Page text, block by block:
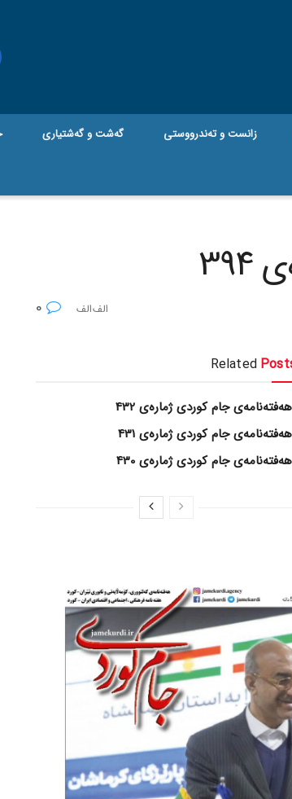
زانست و تەندرووستی گه‌شت و گه‌شتیاری
Related
هەفتەنامەی جام کوردی ژمارەی 432
هەفتەنامەی جام کوردی ژمارەی 431
هەفتەنامەی جام کوردی ژمارەی 430